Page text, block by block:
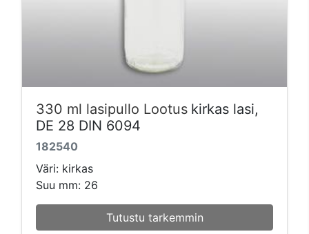
330 ml lasipullo Lootus kirkas lasi,
DE 28 DIN 6094
182540
Väri: kirkas
Suu mm: 26
Tutustu tarkemmin